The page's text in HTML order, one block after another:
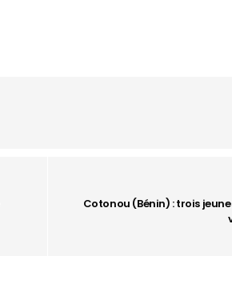
Cotonou (Bénin) : trois